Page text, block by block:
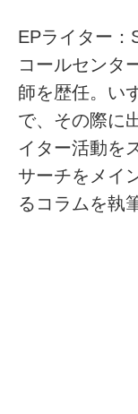
EPライター
コールセンタ
師を歴任。い
で、その際に
イター活動を
サーチをメイ
るコラムを執